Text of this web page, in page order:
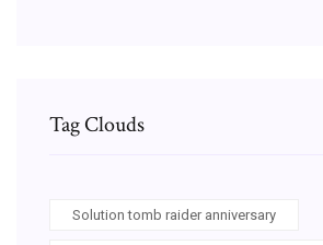
Tag Clouds
Solution tomb raider anniversary